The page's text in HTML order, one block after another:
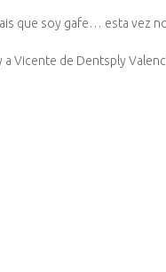
que soy gafe… esta vez
Vicente de Dentsply